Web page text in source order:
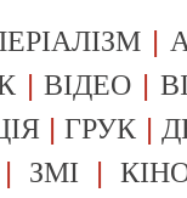
|
|ВІДЕО |
|ГРУК |
| ЗМІ |